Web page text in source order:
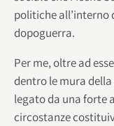
politiche
dopoguerra.
Per me, oltre ad
dentro le mura
legato da una forte
circostanze